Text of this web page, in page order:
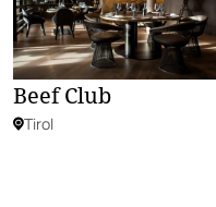
Beef Club
Tirol